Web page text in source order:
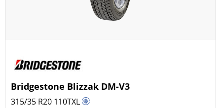
Bridgestone Blizzak DM-V3
315/35 R20 110TXL